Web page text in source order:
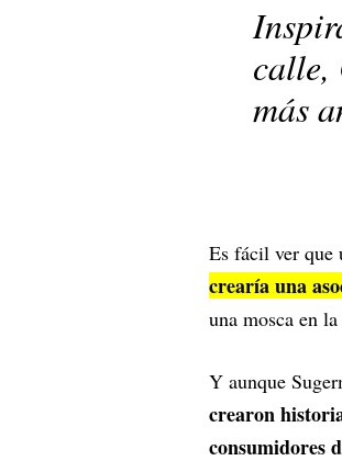
calle,
más
Es fácil ver que
crearía una
una mosca en
Y aunque
crearon
consumidores